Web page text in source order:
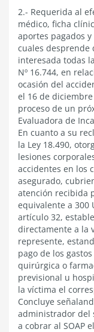
2.- Requerida al
médico, ficha
aportes pagados
cuales desprende
interesada todas
Nº 16.744, en
ocasión del
el 16 de
proceso de un
Evaluadora de
En cuanto a su
la Ley 18.490,
lesiones
accidentes en los
asegurado,
atención recibida
equivalente a 300
artículo 32,
directamente a la
represente,
pago de los
quirúrgica o
previsional u
la víctima el
Concluye
administrador del
a cobrar al SOAP